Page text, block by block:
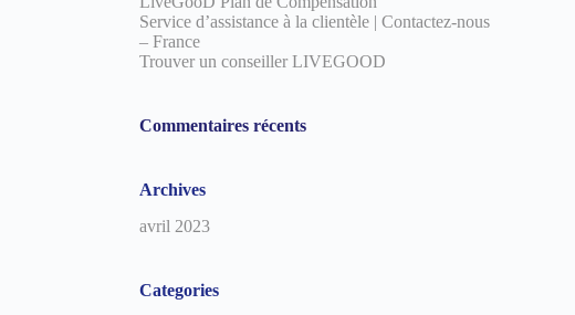
Service d’assistance à la clientèle | Contactez-nous
– France
Trouver un conseiller LIVEGOOD
Commentaires récents
Archives
avril 2023
Categories